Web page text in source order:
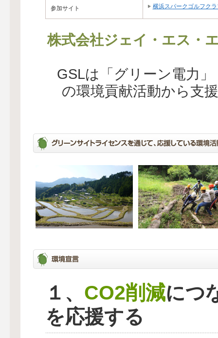
参加サイト 横浜スパークゴルフクラ
株式会社ジェイ・エス・
GSLは「グリーン電力
の環境貢献活動から支
１、 CO2削減につ
を応援する